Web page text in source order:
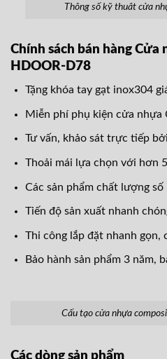
Thông số kỹ thuât cửa
Chính sách bán hàng
HDOOR-D78
Tặng khóa tay gạt inox304
Miễn phí phụ kiện cửa nhựa
Tư vấn, khảo sát trực tiếp
Thoải mái lựa chọn với hơn
Các sản phẩm chất lượng
Tiến độ sản xuất nhanh
Thi công lắp đặt nhanh gọn,
Bảo hành sản phẩm 3 năm,
Cấu tạo cửa nhựa
Các dòng sản phẩm